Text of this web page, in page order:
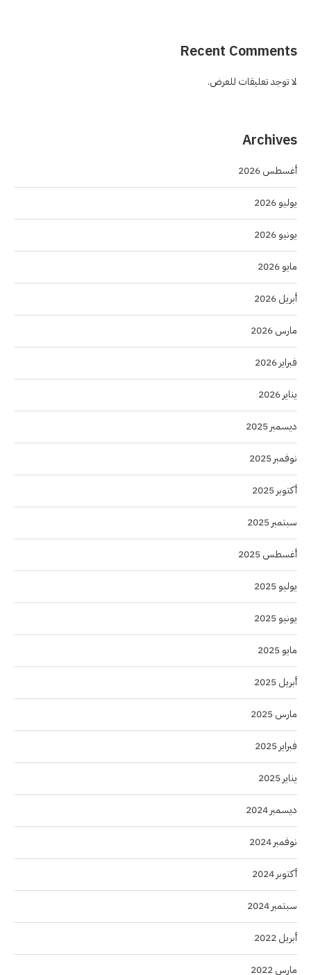
Recent Comments
لا توجد تعليقات للعرض.
Archives
أغسطس 2026
يوليو 2026
يونيو 2026
مايو 2026
أبريل 2026
مارس 2026
فبراير 2026
يناير 2026
ديسمبر 2025
نوفمبر 2025
أكتوبر 2025
سبتمبر 2025
أغسطس 2025
يوليو 2025
يونيو 2025
مايو 2025
أبريل 2025
مارس 2025
فبراير 2025
يناير 2025
ديسمبر 2024
نوفمبر 2024
أكتوبر 2024
سبتمبر 2024
أبريل 2022
مارس 2022